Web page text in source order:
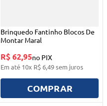
Brinquedo Fantinho Blocos De
Montar Maral
R$ 62,95no PIX
Em até 10x R$ 6,49sem juros
COMPRAR